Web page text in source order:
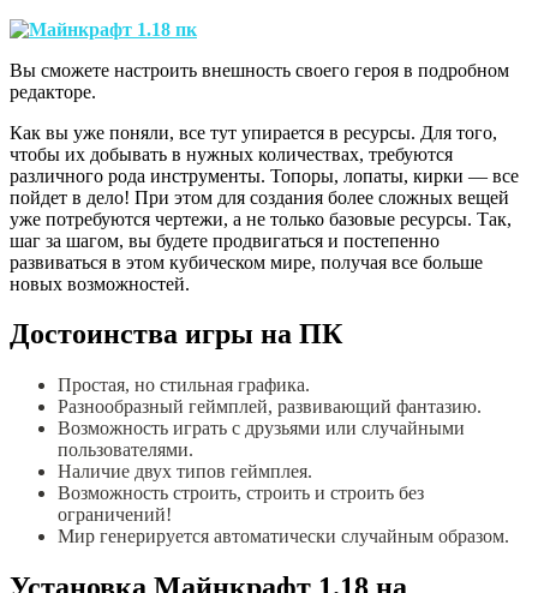
Вы сможете настроить внешность своего героя в подробном
редакторе.
Как вы уже поняли, все тут упирается в ресурсы. Для того,
чтобы их добывать в нужных количествах, требуются
различного рода инструменты. Топоры, лопаты, кирки — все
пойдет в дело! При этом для создания более сложных вещей
уже потребуются чертежи, а не только базовые ресурсы. Так,
шаг за шагом, вы будете продвигаться и постепенно
развиваться в этом кубическом мире, получая все больше
новых возможностей.
Достоинства игры на ПК
Простая, но стильная графика.
Разнообразный геймплей, развивающий фантазию.
Возможность играть с друзьями или случайными
пользователями.
Наличие двух типов геймплея.
Возможность строить, строить и строить без
ограничений!
Мир генерируется автоматически случайным образом.